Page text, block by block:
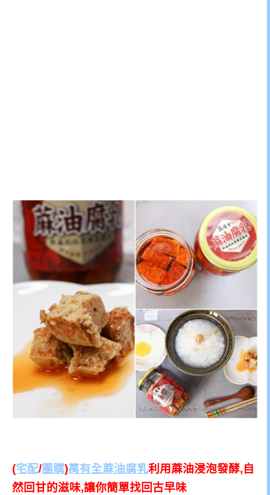
(宅配/團購)萬有全蔴油腐乳利用蔴油浸泡發酵,自
然回甘的滋味,讓你簡單找回古早味